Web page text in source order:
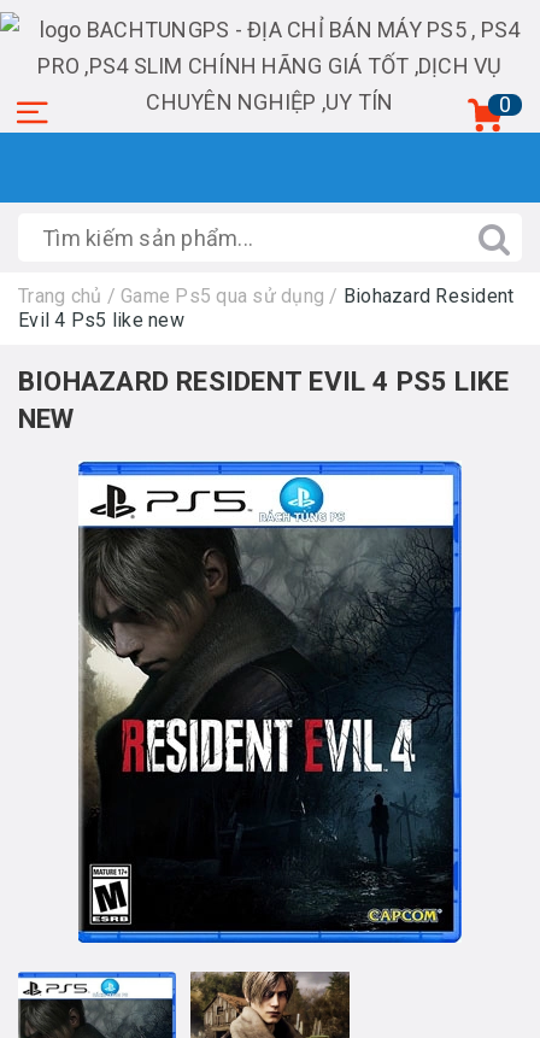
0
Trang chủ / Game Ps5 qua sử dụng / Biohazard Resident
Evil 4 Ps5 like new
BIOHAZARD RESIDENT EVIL 4 PS5 LIKE
NEW